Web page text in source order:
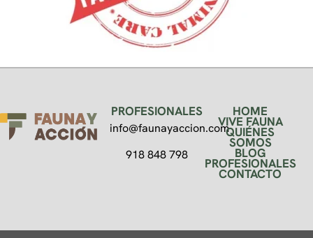
PROFESIONALES
info@faunayaccion.com
918 848 798
HOME
VIVE FAUNA
QUIÉNES
SOMOS
BLOG
PROFESIONALES
CONTACTO